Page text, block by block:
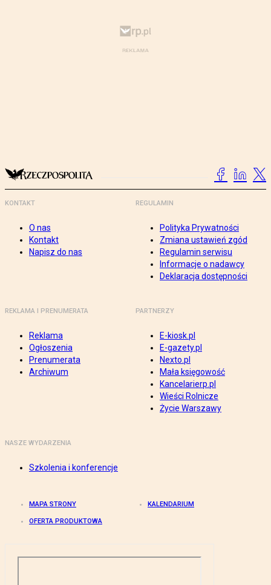
KONTAKT
O nas
Kontakt
Napisz do nas
REGULAMIN
Polityka Prywatności
Zmiana ustawień zgód
Regulamin serwisu
Informacje o nadawcy
Deklaracja dostępności
REKLAMA I PRENUMERATA
Reklama
Ogłoszenia
Prenumerata
Archiwum
PARTNERZY
E-kiosk.pl
E-gazety.pl
Nexto.pl
Mała księgowość
Kancelarierp.pl
Wieści Rolnicze
Życie Warszawy
NASZE WYDARZENIA
Szkolenia i konferencje
MAPA STRONY KALENDARIUM
OFERTA PRODUKTOWA